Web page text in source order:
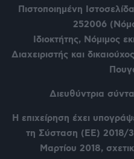
Πιστοποιημένη
252006
Ιδιοκτήτης, Νόμιμος
Διαχειριστής και
Διευθύντρια
Η επιχείρηση έχει
τη Σύσταση (ΕΕ) 2018/
Μαρτίου 2018,